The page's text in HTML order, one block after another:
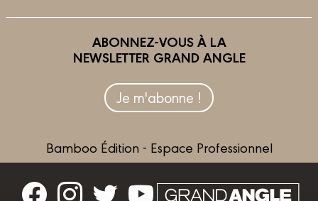
ABONNEZ-VOUS À LA
NEWSLETTER GRAND ANGLE
Je m'abonne !
Bamboo Édition - Espace Professionnel